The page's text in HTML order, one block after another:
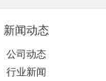
新闻动态
公司动态
行业新闻